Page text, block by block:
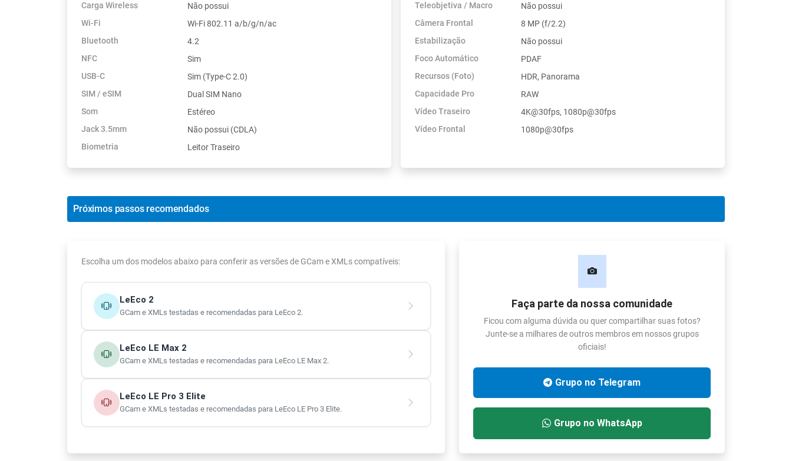
Carga Wireless
Não possui
Wi-Fi
Wi-Fi 802.11 a/b/g/n/ac
Bluetooth
4.2
NFC
Sim
USB-C
Sim (Type-C 2.0)
SIM / eSIM
Dual SIM Nano
Som
Estéreo
Jack 3.5mm
Não possui (CDLA)
Biometria
Leitor Traseiro
Teleobjetiva / Macro
Não possui
Câmera Frontal
8 MP (f/2.2)
Estabilização
Não possui
Foco Automático
PDAF
Recursos (Foto)
HDR, Panorama
Capacidade Pro
RAW
Vídeo Traseiro
4K@30fps, 1080p@30fps
Vídeo Frontal
1080p@30fps
Próximos passos recomendados
Escolha um dos modelos abaixo para conferir as versões de GCam e XMLs compatíveis:
LeEco 2
GCam e XMLs testadas e recomendadas para LeEco 2.
LeEco LE Max 2
GCam e XMLs testadas e recomendadas para LeEco LE Max 2.
LeEco LE Pro 3 Elite
GCam e XMLs testadas e recomendadas para LeEco LE Pro 3 Elite.
Faça parte da nossa comunidade
Ficou com alguma dúvida ou quer compartilhar suas fotos?
Junte-se a milhares de outros membros em nossos grupos
oficiais!
Grupo no Telegram
Grupo no WhatsApp